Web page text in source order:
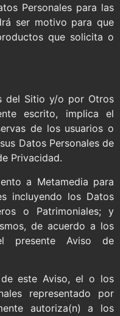
Personales para las
ser motivo para que
que solicita o
del Sitio y/o por Otros
escrito, implica el
de los usuarios o
Datos Personales de
Privacidad.
a Metamedia para
incluyendo los Datos
o Patrimoniales; y
de acuerdo a los
presente Aviso de
este Aviso, el o los
representado por
autoriza(n) a los